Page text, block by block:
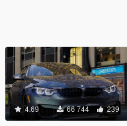
4.69 66 744 239